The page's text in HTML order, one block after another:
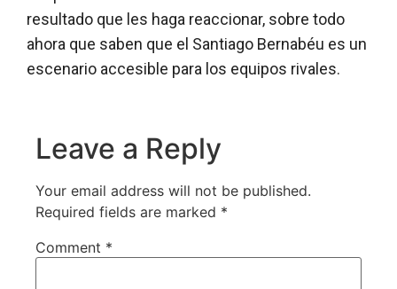
resultado que les haga reaccionar, sobre todo
ahora que saben que el Santiago Bernabéu es un
escenario accesible para los equipos rivales.
Leave a Reply
Your email address will not be published.
Required fields are marked *
Comment *